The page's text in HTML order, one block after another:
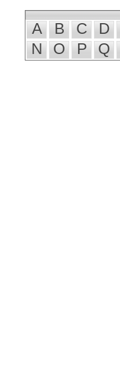
A B C D
N
O P Q